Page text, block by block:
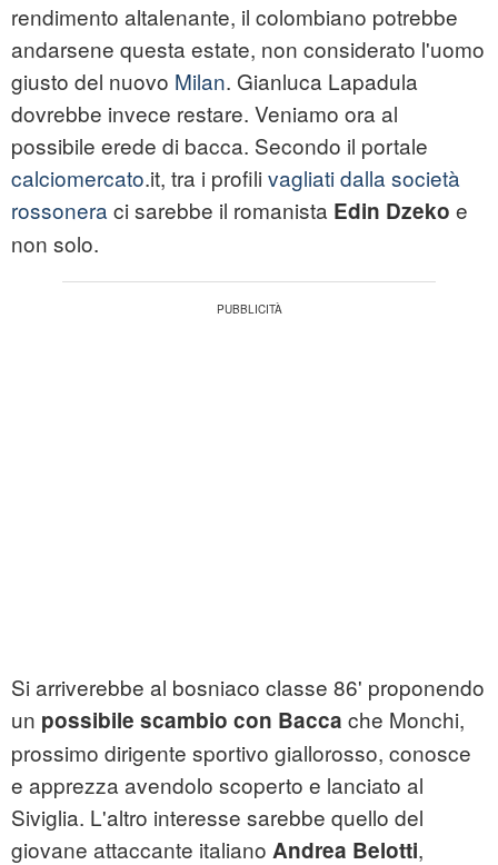
rendimento altalenante, il colombiano potrebbe
andarsene questa estate, non considerato l'uomo
giusto del nuovo Milan. Gianluca Lapadula
dovrebbe invece restare. Veniamo ora al
possibile erede di bacca. Secondo il portale
calciomercato.it, tra i profili vagliati dalla società
rossonera ci sarebbe il romanista Edin Dzeko e
non solo.
Si arriverebbe al bosniaco classe 86' proponendo
un possibile scambio con Bacca che Monchi,
prossimo dirigente sportivo giallorosso, conosce
e apprezza avendolo scoperto e lanciato al
Siviglia. L'altro interesse sarebbe quello del
giovane attaccante italiano Andrea Belotti,